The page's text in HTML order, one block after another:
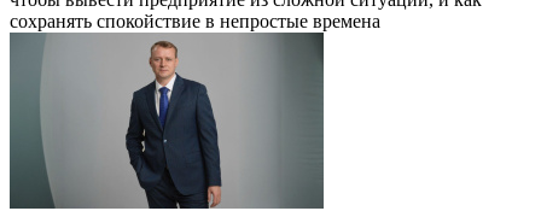
сохранять спокойствие в непростые времена